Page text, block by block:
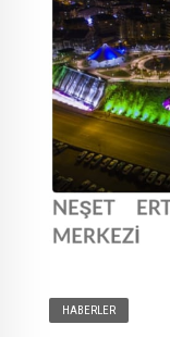
HABERLER